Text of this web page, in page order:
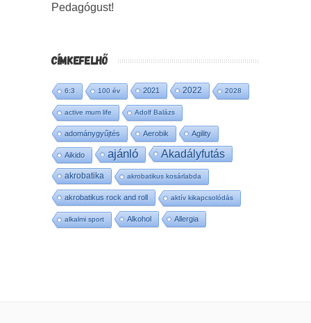
Pedagógust!
CÍMKEFELHŐ
6:3 100 év 2021 2022 2028
active mum life Adolf Balázs
adománygyűjtés Aerobik Agility
Aikido ajánló Akadályfutás
akrobatika akrobatikus kosárlabda
akrobatikus rock and roll aktív kikapcsolódás
alkalmi sport Alkohol Allergia